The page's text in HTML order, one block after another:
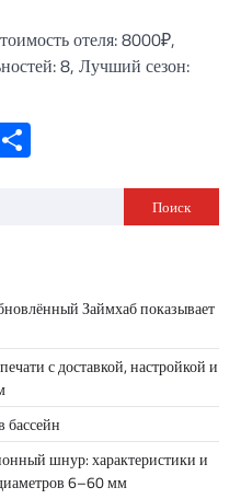
отеля: 8000₽,
8, Лучший сезон:
Поиск
Займхаб показывает
с доставкой, настройкой и
бассейн
шнур: характеристики и
6–60 мм